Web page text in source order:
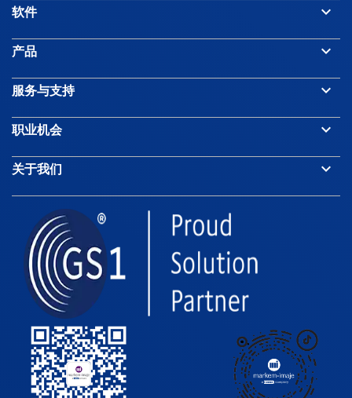
Bangladesh
Barbados
Belgium
Belize
Benin
Bhutan
软件 keyboard_arrow_down
产品 keyboard_arrow_down
服务与支持 keyboard_arrow_down
职业机会 keyboard_arrow_down
关于我们 keyboard_arrow_down